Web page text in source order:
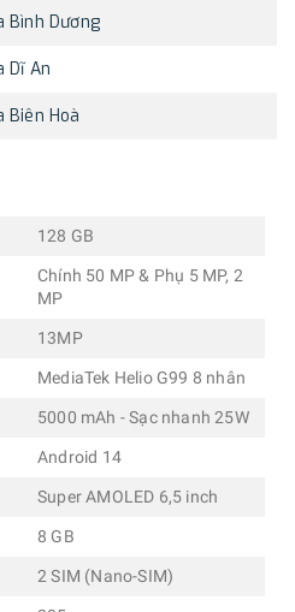
Bình Dương
Dĩ An
Biên Hoà
128 GB
Chính 50 MP & Phụ 5 MP, 2
MP
13MP
MediaTek Helio G99 8 nhân
5000 mAh - Sạc nhanh 25W
Android 14
Super AMOLED 6,5 inch
8 GB
2 SIM (Nano-SIM)